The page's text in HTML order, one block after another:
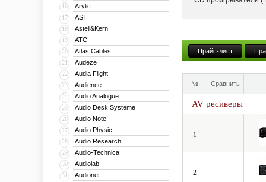
16 Arylic
17 AST
18 Astell&Kern
19 ATC
20 Atlas Cables
21 Audeze
22 Audia Flight
23 Audience
24 Audio Analogue
25 Audio Desk Systeme
26 Audio Note
27 Audio Physic
28 Audio Research
29 Audio-Technica
30 Audiolab
31 Audionet
С выпуском в 1968
Integra A725, который
современных научных
что существенно
В 1974 году Onkyo
квадрофонические
С начала 70-х годов
открывается
звучания всегда
Прайс-лист
№ Сравнить
AV ресиверы
1
2